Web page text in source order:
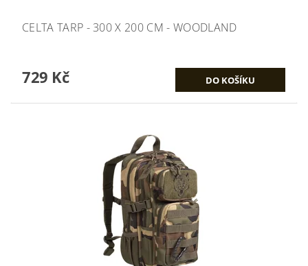
CELTA TARP - 300 X 200 CM - WOODLAND
729 Kč